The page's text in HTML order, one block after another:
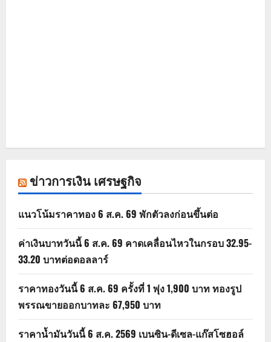
ข่าวการเงิน เศรษฐกิจ
แนวโน้มราคาทอง 6 ส.ค. 69 พักตัวลงก่อนขึ้นต่อ
ค่าเงินบาทวันนี้ 6 ส.ค. 69 คาดเคลื่อนไหวในกรอบ 32.95-
33.20 บาทต่อดอลลาร์
ราคาทองวันนี้ 6 ส.ค. 69 ครั้งที่ 1 พุ่ง 1,900 บาท ทองรูป
พรรณขายออกบาทละ 67,950 บาท
ราคาน้ำมันวันนี้ 6 ส.ค. 2569 เบนซิน-ดีเซล-แก๊สโซฮอล์